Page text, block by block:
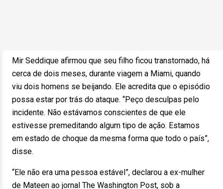
Mir Seddique afirmou que seu filho ficou transtornado, há
cerca de dois meses, durante viagem a Miami, quando
viu dois homens se beijando. Ele acredita que o episódio
possa estar por trás do ataque. “Peço desculpas pelo
incidente. Não estávamos conscientes de que ele
estivesse premeditando algum tipo de ação. Estamos
em estado de choque da mesma forma que todo o país”,
disse.
“Ele não era uma pessoa estável”, declarou a ex-mulher
de Mateen ao jornal The Washington Post, sob a